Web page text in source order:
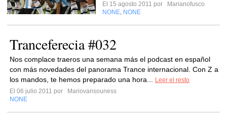
El 15 agosto 2011 por
Marianofusco
NONE NONE
Tranceferecia #032
Nos complace traeros una semana más el podcast en español
con más novedades del panorama Trance internacional. Con Z a
los mandos, te hemos preparado una hora...
Leer el resto
El 06 julio 2011 por
Mariovansouness
NONE